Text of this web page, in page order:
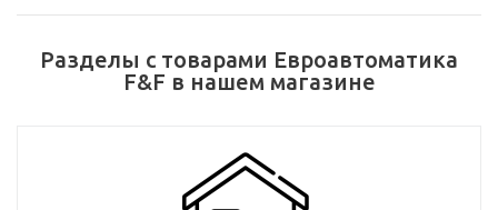
Разделы с товарами Евроавтоматика
F&F в нашем магазине